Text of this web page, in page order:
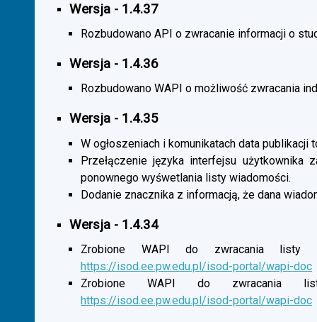
Wersja - 1.4.37
Rozbudowano API o zwracanie informacji o
Wersja - 1.4.36
Rozbudowano WAPI o możliwość zwracania
Wersja - 1.4.35
W ogłoszeniach i komunikatach data
Przełączenie języka interfejsu użytkownika
ponownego wyśwetlania listy wiadomości.
Dodanie znacznika z informacją, że dana
Wersja - 1.4.34
Zrobione WAPI do zwracania listy
https://isod.ee.pw.edu.pl/isod-portal/wapi-doc
Zrobione WAPI do zwracania listy
https://isod.ee.pw.edu.pl/isod-portal/wapi-doc